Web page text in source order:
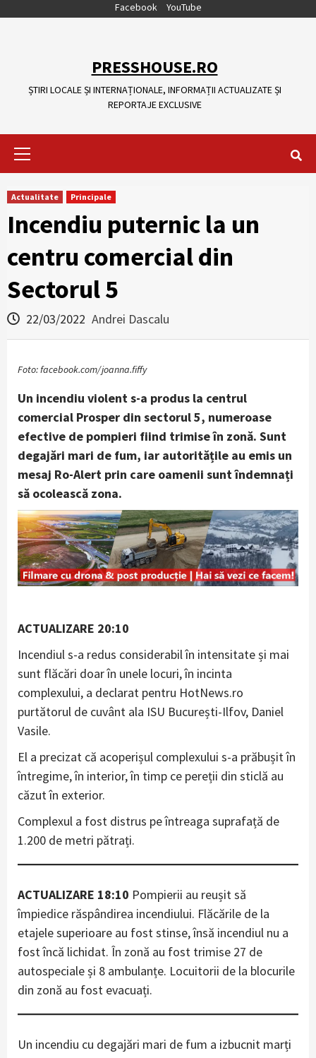
Facebook YouTube
PRESSHOUSE.RO
ȘTIRI LOCALE ȘI INTERNAȚIONALE, INFORMAȚII ACTUALIZATE ȘI
REPORTAJE EXCLUSIVE
Actualitate Principale
Incendiu puternic la un
centru comercial din
Sectorul 5
22/03/2022 Andrei Dascalu
Foto: facebook.com/joanna.fiffy
Un incendiu violent s-a produs la centrul
comercial Prosper din sectorul 5, numeroase
efective de pompieri fiind trimise în zonă. Sunt
degajări mari de fum, iar autoritățile au emis un
mesaj Ro-Alert prin care oamenii sunt îndemnați
să ocolească zona.
ACTUALIZARE 20:10
Incendiul s-a redus considerabil în intensitate și mai
sunt flăcări doar în unele locuri, în incinta
complexului, a declarat pentru HotNews.ro
purtătorul de cuvânt ala ISU București-Ilfov, Daniel
Vasile.
El a precizat că acoperișul complexului s-a prăbușit în
întregime, în interior, în timp ce pereții din sticlă au
căzut în exterior.
Complexul a fost distrus pe întreaga suprafață de
1.200 de metri pătrați.
ACTUALIZARE 18:10 Pompierii au reușit să
împiedice răspândirea incendiului. Flăcările de la
etajele superioare au fost stinse, însă incendiul nu a
fost încă lichidat. În zonă au fost trimise 27 de
autospeciale și 8 ambulanțe. Locuitorii de la blocurile
din zonă au fost evacuați.
Un incendiu cu degajări mari de fum a izbucnit marți